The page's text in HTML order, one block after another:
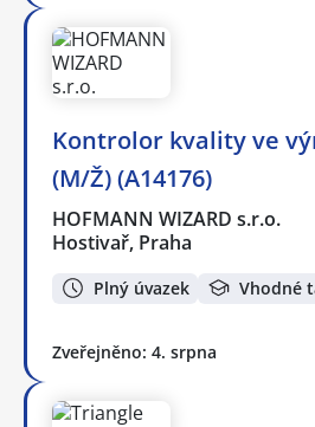
Kontrolor kvality ve
(M/Ž) (A14176)
HOFMANN WIZARD s.r.o.
Hostivař, Praha
Plný úvazek Vhodné
Zveřejněno: 4. srpna